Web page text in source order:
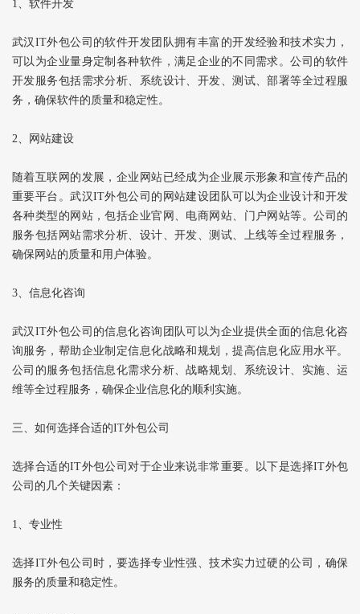
1、软件开发
武汉IT外包公司的软件开发团队拥有丰富的开发经验和技术实力，
可以为企业量身定制各种软件，满足企业的不同需求。公司的软件
开发服务包括需求分析、系统设计、开发、测试、部署等全过程服
务，确保软件的质量和稳定性。
2、网站建设
随着互联网的发展，企业网站已经成为企业展示形象和宣传产品的
重要平台。武汉IT外包公司的网站建设团队可以为企业设计和开发
各种类型的网站，包括企业官网、电商网站、门户网站等。公司的
服务包括网站需求分析、设计、开发、测试、上线等全过程服务，
确保网站的质量和用户体验。
3、信息化咨询
武汉IT外包公司的信息化咨询团队可以为企业提供全面的信息化咨
询服务，帮助企业制定信息化战略和规划，提高信息化应用水平。
公司的服务包括信息化需求分析、战略规划、系统设计、实施、运
维等全过程服务，确保企业信息化的顺利实施。
三、如何选择合适的IT外包公司
选择合适的IT外包公司对于企业来说非常重要。以下是选择IT外包
公司的几个关键因素：
1、专业性
选择IT外包公司时，要选择专业性强、技术实力过硬的公司，确保
服务的质量和稳定性。